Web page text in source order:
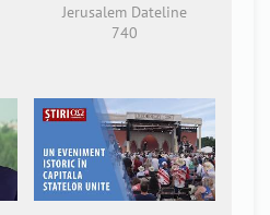
Jerusalem Dateline
740